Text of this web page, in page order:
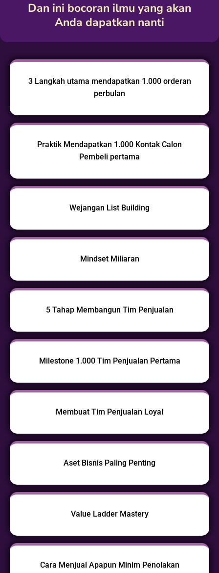
Dan ini bocoran ilmu yang akan
Anda dapatkan nanti
3 Langkah utama mendapatkan 1.000 orderan
perbulan
Praktik Mendapatkan 1.000 Kontak Calon
Pembeli pertama
Wejangan List Building
Mindset Miliaran
5 Tahap Membangun Tim Penjualan
Milestone 1.000 Tim Penjualan Pertama
Membuat Tim Penjualan Loyal
Aset Bisnis Paling Penting
Value Ladder Mastery
Cara Menjual Apapun Minim Penolakan